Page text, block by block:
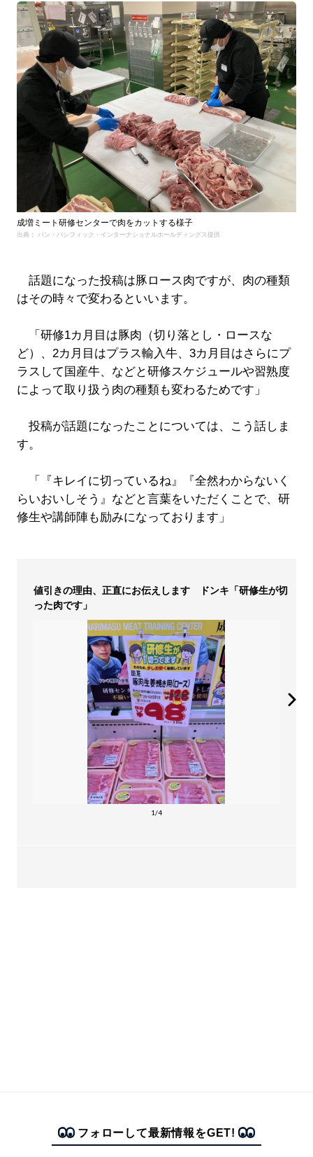
成増ミート研修センターで肉をカットする様子
出典： パン・パシフィック・インターナショナルホールディングス提供
話題になった投稿は豚ロース肉ですが、肉の種類
はその時々で変わるといいます。
「研修1カ月目は豚肉（切り落とし・ロースな
ど）、2カ月目はプラス輸入牛、3カ月目はさらにプ
ラスして国産牛、などと研修スケジュールや習熟度
によって取り扱う肉の種類も変わるためです」
投稿が話題になったことについては、こう話しま
す。
「『キレイに切っているね』『全然わからないく
らいおいしそう』などと言葉をいただくことで、研
修生や講師陣も励みになっております」
値引きの理由、正直にお伝えします ドンキ「研修生が切
った肉です」
1/4
フォローして最新情報をGET!